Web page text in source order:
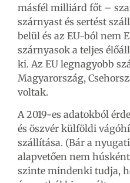
másfél milliárd főt –
szárnyast és sertést
belül és az EU-ból nem
szárnyasok a teljes
ki. Az EU legnagyobb
Magyarország,
voltak.
A 2019-es adatokból
és öszvér külföldi
szállítása. (Bár a
alapvetően nem
szinte mindenki tudja,